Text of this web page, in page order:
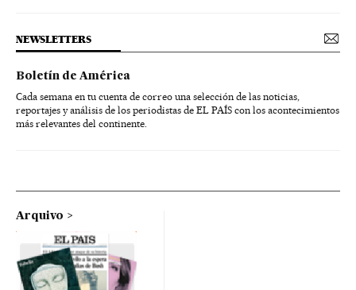
NEWSLETTERS
Boletín de América
Cada semana en tu cuenta de correo una selección de las noticias,
reportajes y análisis de los periodistas de EL PAÍS con los acontecimientos
más relevantes del continente.
Arquivo